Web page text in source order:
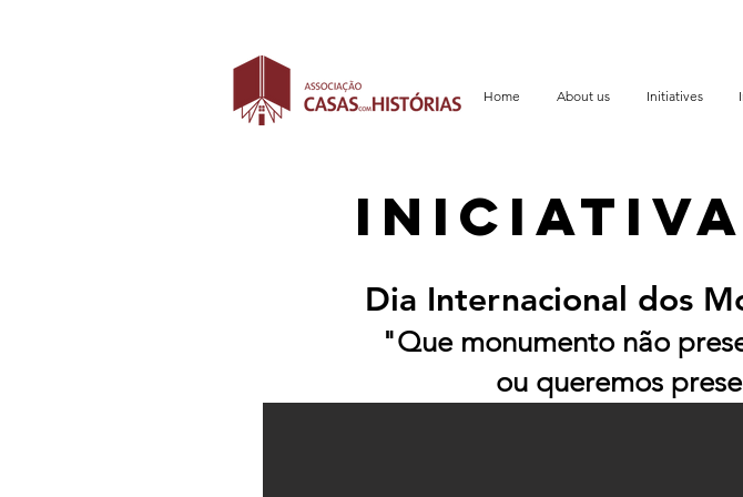
Home About us Initiatives
Dia Internacional dos
"Que monumento não
ou queremos